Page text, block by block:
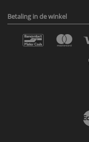
Betaling in de winkel